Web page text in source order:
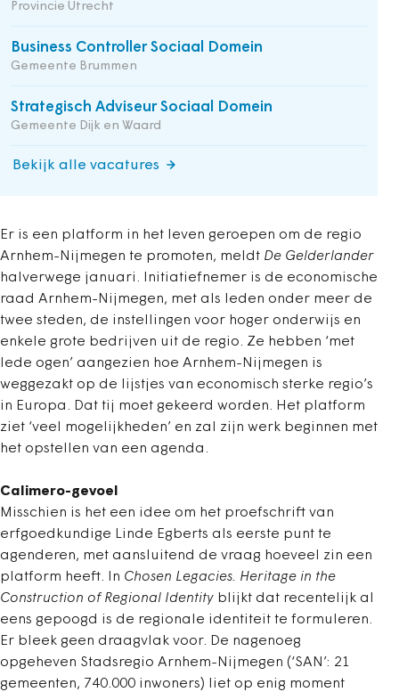
Provincie Utrecht
Business Controller Sociaal Domein
Gemeente Brummen
Strategisch Adviseur Sociaal Domein
Gemeente Dijk en Waard
Bekijk alle vacatures
Er is een platform in het leven geroepen om de regio
Arnhem-Nijmegen te promoten, meldt De Gelderlander
halverwege januari. Initiatiefnemer is de economische
raad Arnhem-Nijmegen, met als leden onder meer de
twee steden, de instellingen voor hoger onderwijs en
enkele grote bedrijven uit de regio. Ze hebben ‘met
lede ogen’ aangezien hoe Arnhem-Nijmegen is
weggezakt op de lijstjes van economisch sterke regio’s
in Europa. Dat tij moet gekeerd worden. Het platform
ziet ‘veel mogelijkheden’ en zal zijn werk beginnen met
het opstellen van een agenda.
Calimero-gevoel
Misschien is het een idee om het proefschrift van
erfgoedkundige Linde Egberts als eerste punt te
agenderen, met aansluitend de vraag hoeveel zin een
platform heeft. In Chosen Legacies. Heritage in the
Construction of Regional Identity blijkt dat recentelijk al
eens gepoogd is de regionale identiteit te formuleren.
Er bleek geen draagvlak voor. De nagenoeg
opgeheven Stadsregio Arnhem-Nijmegen (‘SAN’: 21
gemeenten, 740.000 inwoners) liet op enig moment